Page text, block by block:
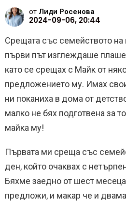
от Лиди Росенова
2024-09-06, 20:44
Срещата със семейството на
първи път изглеждаше
като се срещах с Майк от
предложението му. Имах
ни поканиха в дома от
малко не бях подготвена за
майка му!
Първата ми среща със
ден, който очаквах с
Бяхме заедно от шест
предложи, и макар че и